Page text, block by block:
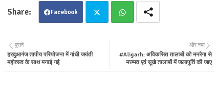
Facebook
ter tsa
और नया
#Aligarh: अविकसित तालाबों को मनरेगा से
मरम्मत एवं सूखे तालाबों में जलापूर्ति की जाए
पुराने
हरदुआगंज तापीय परियोजना में गांधी जयंती
महोत्सव के साथ मनाई गई